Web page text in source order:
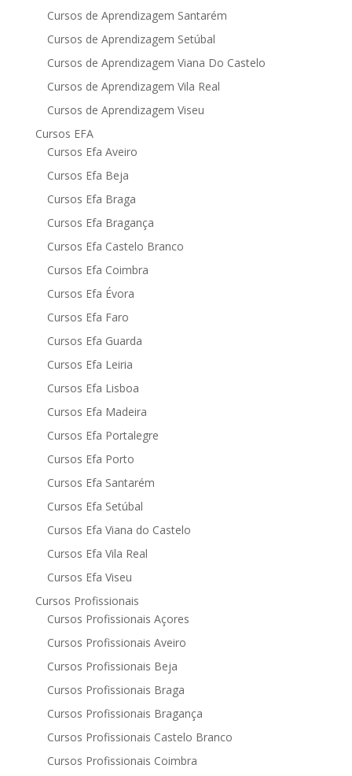
Cursos de Aprendizagem Santarém
Cursos de Aprendizagem Setúbal
Cursos de Aprendizagem Viana Do Castelo
Cursos de Aprendizagem Vila Real
Cursos de Aprendizagem Viseu
Cursos EFA
Cursos Efa Aveiro
Cursos Efa Beja
Cursos Efa Braga
Cursos Efa Bragança
Cursos Efa Castelo Branco
Cursos Efa Coimbra
Cursos Efa Évora
Cursos Efa Faro
Cursos Efa Guarda
Cursos Efa Leiria
Cursos Efa Lisboa
Cursos Efa Madeira
Cursos Efa Portalegre
Cursos Efa Porto
Cursos Efa Santarém
Cursos Efa Setúbal
Cursos Efa Viana do Castelo
Cursos Efa Vila Real
Cursos Efa Viseu
Cursos Profissionais
Cursos Profissionais Açores
Cursos Profissionais Aveiro
Cursos Profissionais Beja
Cursos Profissionais Braga
Cursos Profissionais Bragança
Cursos Profissionais Castelo Branco
Cursos Profissionais Coimbra